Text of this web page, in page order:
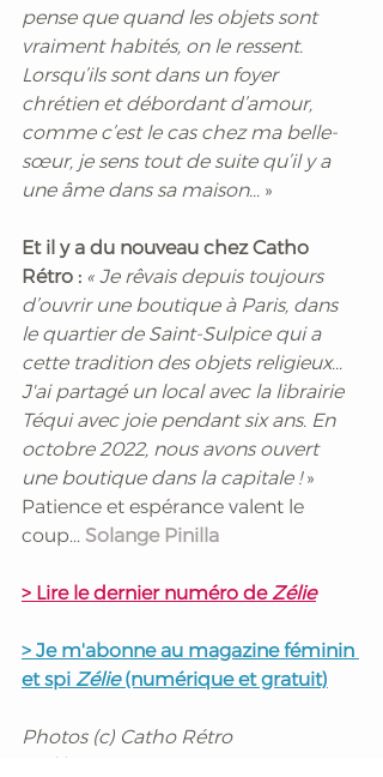
pense que quand les objets sont
vraiment habités, on le ressent.
Lorsqu’ils sont dans un foyer
chrétien et débordant d’amour,
comme c’est le cas chez ma belle-
sœur, je sens tout de suite qu’il y a
une âme dans sa maison... »
Et il y a du nouveau chez Catho
Rétro : « Je rêvais depuis toujours
d’ouvrir une boutique à Paris, dans
le quartier de Saint-Sulpice qui a
cette tradition des objets religieux...
J'ai partagé un local avec la librairie
Téqui avec joie pendant six ans. En
octobre 2022, nous avons ouvert
une boutique dans la capitale ! »
Patience et espérance valent le
coup... Solange Pinilla
> Lire le dernier numéro de Zélie
> Je m'abonne au magazine féminin
et spi Zélie (numérique et gratuit)
Photos (c) Catho Rétro
Mots-clés :